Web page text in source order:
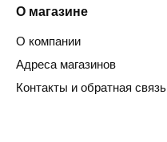
О магазине
О компании
Адреса магазинов
Контакты и обратная связь